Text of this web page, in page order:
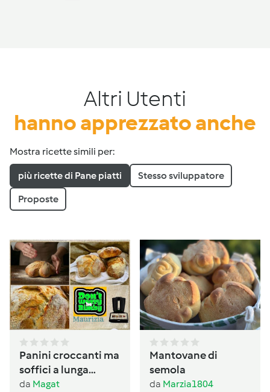
Altri Utenti
hanno apprezzato anche
Mostra ricette simili per:
più ricette di Pane piatti Stesso sviluppatore
Proposte
Panini croccanti ma
soffici a lunga
lievitazione
da Magat
Mantovane di
semola
da Marzia1804